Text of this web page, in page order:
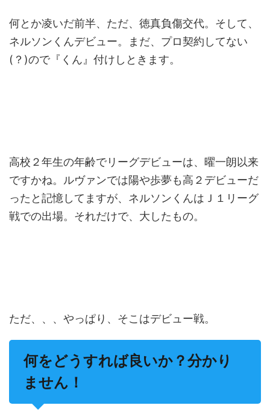
何とか凌いだ前半、ただ、徳真負傷交代。そして、
ネルソンくんデビュー。まだ、プロ契約してない
(？)ので『くん』付けしときます。
高校２年生の年齢でリーグデビューは、曜一朗以来
ですかね。ルヴァンでは陽や歩夢も高２デビューだ
ったと記憶してますが、ネルソンくんはＪ１リーグ
戦での出場。それだけで、大したもの。
ただ、、、やっぱり、そこはデビュー戦。
何をどうすれば良いか？分かり
ません！